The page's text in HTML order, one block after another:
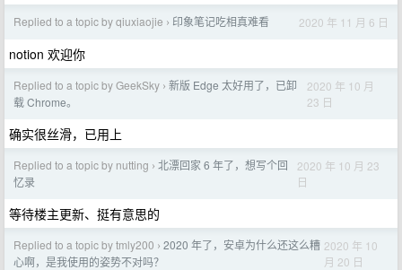
Replied to a topic by qiuxiaojie › 印象笔记吃相真难看 2020 年 11 月 6 日
notion 欢迎你
Replied to a topic by GeekSky › 新版 Edge 太好用了，已卸
载 Chrome。
2020 年 10 月
23 日
确实很丝滑，已用上
Replied to a topic by nutting › 北漂回家 6 年了，想写个回
忆录
2020 年 10 月 23
日
等待楼主更新、挺有意思的
Replied to a topic by tmly200 › 2020 年了，安卓为什么还这么糟
心啊，是我使用的姿势不对吗？
2020 年 10
月 20 日